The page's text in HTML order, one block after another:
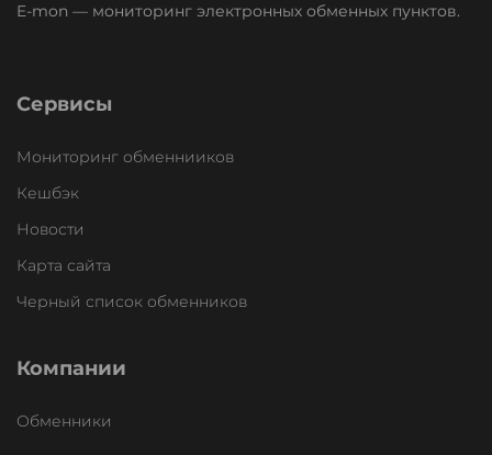
E-mon — мониторинг электронных обменных пунктов.
Сервисы
Мониторинг обменнииков
Кешбэк
Новости
Карта сайта
Черный список обменников
Компании
Обменники